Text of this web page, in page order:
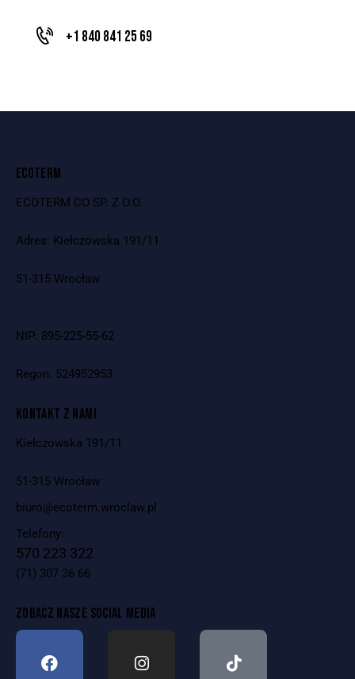
+1 840 841 25 69
ECOTERM
ECOTERM CO SP. Z O.O.
Adres: Kiełczowska 191/11
51-315 Wrocław
NIP: 895-225-55-62
Regon: 524952953
KONTAKT Z NAMI
Kiełczowska 191/11
51-315 Wrocław
biuro@ecoterm.wroclaw.pl
Telefony:
570 223 322
(71) 307 36 66
ZOBACZ NASZE SOCIAL MEDIA